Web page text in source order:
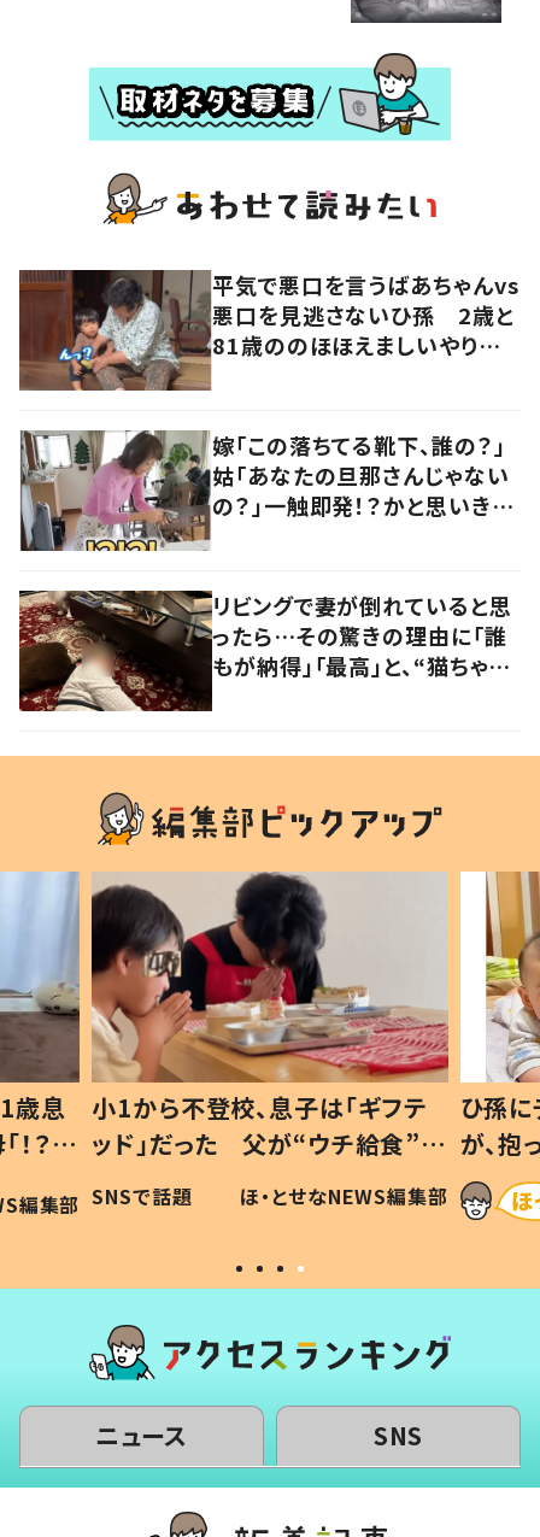
平気で悪口を言うばあちゃんvs
悪口を見逃さないひ孫 2歳と
81歳ののほほえましいやり取り
嫁「この落ちてる靴下、誰の？」
姑「あなたの旦那さんじゃない
の？」一触即発！？かと思いき
リビングで妻が倒れていると思
ったら…その驚きの理由に「誰
もが納得」「最高」と、“猫ちゃん
歳息
？」
編集部
小1から不登校、息子は「ギフテ
ッド」だった 父が“ウチ給食”を
作り続ける理由とは #令和の親
#令和の子
SNSで話題 ほ・とせなNEWS編集部
ひ孫
が、
「涙が
い」
ニュース SNS